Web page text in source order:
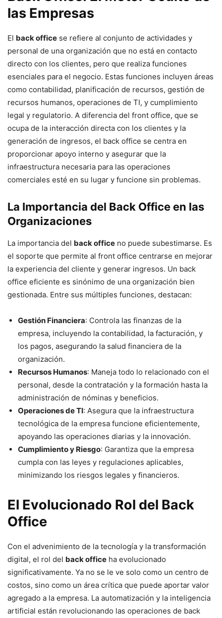
las Empresas
El back office se refiere al conjunto de actividades y
personal de una organización que no está en contacto
directo con los clientes, pero que realiza funciones
esenciales para el negocio. Estas funciones incluyen áreas
como contabilidad, planificación de recursos, gestión de
recursos humanos, operaciones de TI, y cumplimiento
legal y regulatorio. A diferencia del front office, que se
ocupa de la interacción directa con los clientes y la
generación de ingresos, el back office se centra en
proporcionar apoyo interno y asegurar que la
infraestructura necesaria para las operaciones
comerciales esté en su lugar y funcione sin problemas.
La Importancia del Back Office en las
Organizaciones
La importancia del back office no puede subestimarse. Es
el soporte que permite al front office centrarse en mejorar
la experiencia del cliente y generar ingresos. Un back
office eficiente es sinónimo de una organización bien
gestionada. Entre sus múltiples funciones, destacan:
Gestión Financiera: Controla las finanzas de la
empresa, incluyendo la contabilidad, la facturación, y
los pagos, asegurando la salud financiera de la
organización.
Recursos Humanos: Maneja todo lo relacionado con el
personal, desde la contratación y la formación hasta la
administración de nóminas y beneficios.
Operaciones de TI: Asegura que la infraestructura
tecnológica de la empresa funcione eficientemente,
apoyando las operaciones diarias y la innovación.
Cumplimiento y Riesgo: Garantiza que la empresa
cumpla con las leyes y regulaciones aplicables,
minimizando los riesgos legales y financieros.
El Evolucionado Rol del Back
Office
Con el advenimiento de la tecnología y la transformación
digital, el rol del back office ha evolucionado
significativamente. Ya no se le ve solo como un centro de
costos, sino como un área crítica que puede aportar valor
agregado a la empresa. La automatización y la inteligencia
artificial están revolucionando las operaciones de back